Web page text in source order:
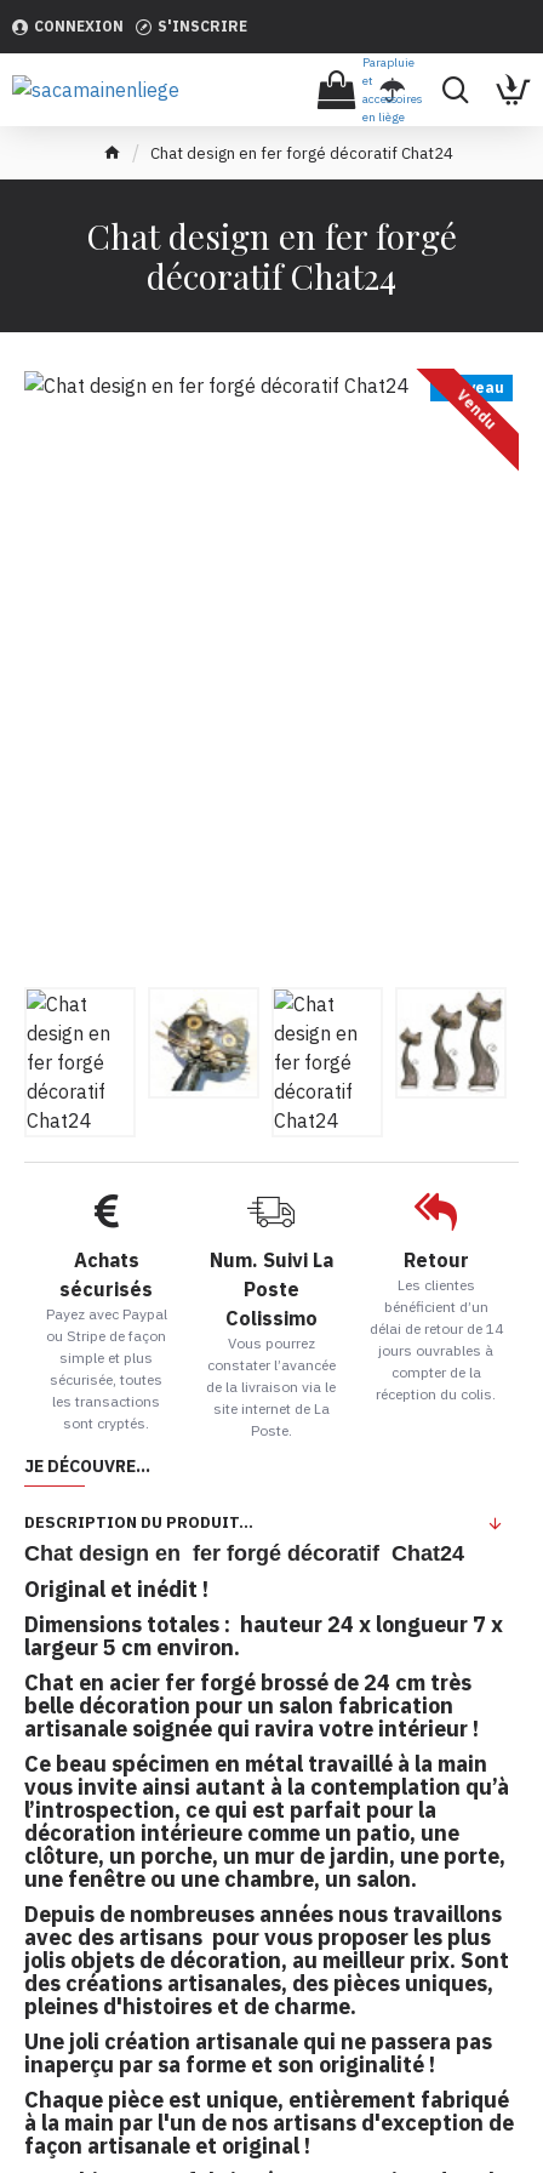
CONNEXION S'INSCRIRE
Parapluie
et
accessoires
en liège
Chat design en fer forgé décoratif Chat24
Chat design en fer forgé
décoratif Chat24
Nouveau
Vendu
Achats
sécurisés
Payez avec Paypal
ou Stripe de façon
simple et plus
sécurisée, toutes
les transactions
sont cryptés.
Num. Suivi La
Poste
Colissimo
Vous pourrez
constater l’avancée
de la livraison via le
site internet de La
Poste.
Retour
Les clientes
bénéficient d’un
délai de retour de 14
jours ouvrables à
compter de la
réception du colis.
JE DÉCOUVRE...
DESCRIPTION DU PRODUIT...
Chat design en fer forgé décoratif Chat24
Original et inédit !
Dimensions totales : hauteur 24 x longueur 7 x
largeur 5 cm environ.
Chat en acier fer forgé brossé de 24 cm très
belle décoration pour un salon fabrication
artisanale soignée qui ravira votre intérieur !
Ce beau spécimen en métal travaillé à la main
vous invite ainsi autant à la contemplation qu’à
l’introspection, ce qui est parfait pour la
décoration intérieure comme un patio, une
clôture, un porche, un mur de jardin, une porte,
une fenêtre ou une chambre, un salon.
Depuis de nombreuses années nous travaillons
avec des artisans pour vous proposer les plus
jolis objets de décoration, au meilleur prix. Sont
des créations artisanales, des pièces uniques,
pleines d'histoires et de charme.
Une joli création artisanale qui ne passera pas
inaperçu par sa forme et son originalité !
Chaque pièce est unique, entièrement fabriqué
à la main par l'un de nos artisans d'exception de
façon artisanale et original !